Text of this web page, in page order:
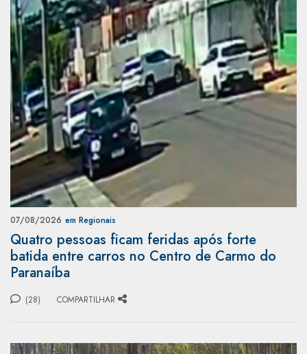
07/08/2026 em Regionais
Quatro pessoas ficam feridas após forte
batida entre carros no Centro de Carmo do
Paranaíba
(28) COMPARTILHAR